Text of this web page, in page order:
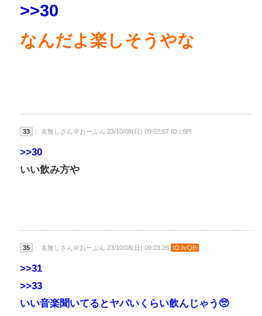
>>30
なんだよ楽しそうやな
33 ： 名無しさん＠おーぷん 23/10/08(日) 09:02:57 ID:c8Pl
>>30
いい飲み方や
35 ： 名無しさん＠おーぷん 23/10/08(日) 09:03:26 ID:hrQB
>>31
>>33
いい音楽聞いてるとヤバいくらい飲んじゃう🥺